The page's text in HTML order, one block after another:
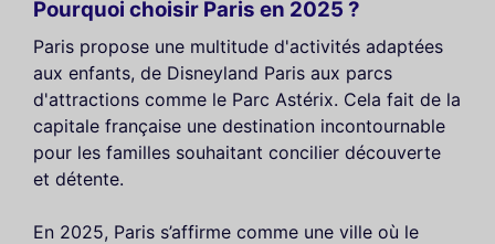
Pourquoi choisir Paris en 2025 ?
Paris propose une multitude d'activités adaptées
aux enfants, de Disneyland Paris aux parcs
d'attractions comme le Parc Astérix. Cela fait de la
capitale française une destination incontournable
pour les familles souhaitant concilier découverte
et détente.
En 2025, Paris s’affirme comme une ville où le